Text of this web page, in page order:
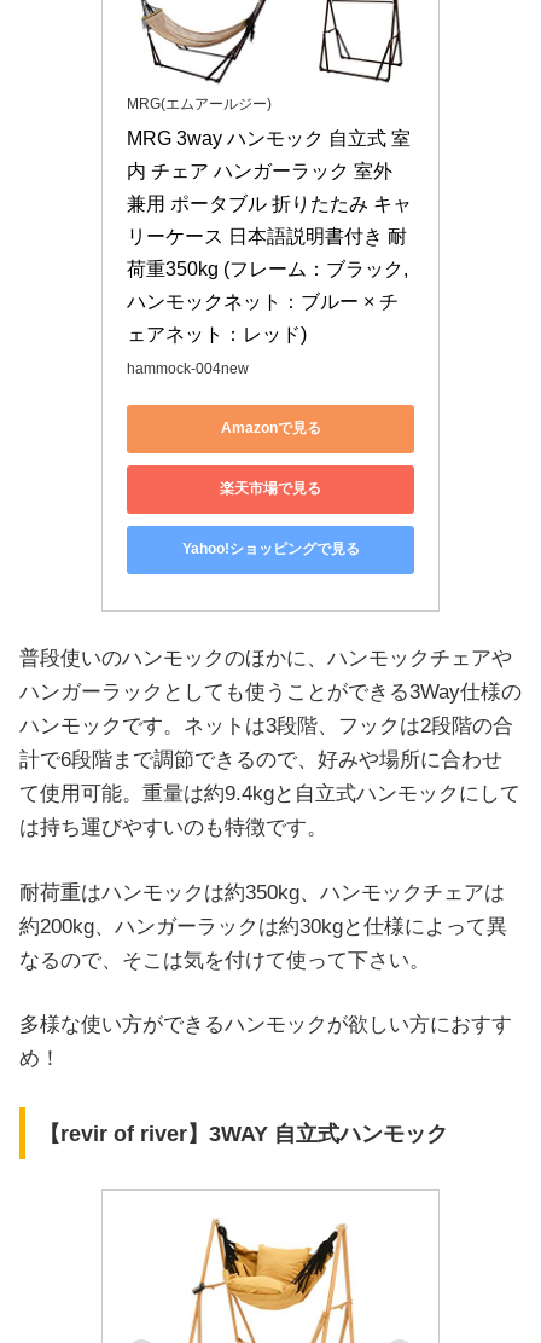
MRG(エムアールジー)
MRG 3way ハンモック 自立式 室
内 チェア ハンガーラック 室外
兼用 ポータブル 折りたたみ キャ
リーケース 日本語説明書付き 耐
荷重350kg (フレーム：ブラック,
ハンモックネット：ブルー × チ
ェアネット：レッド)
hammock-004new
Amazonで見る
楽天市場で見る
Yahoo!ショッピングで見る
普段使いのハンモックのほかに、ハンモックチェアや
ハンガーラックとしても使うことができる3Way仕様の
ハンモックです。ネットは3段階、フックは2段階の合
計で6段階まで調節できるので、好みや場所に合わせ
て使用可能。重量は約9.4kgと自立式ハンモックにして
は持ち運びやすいのも特徴です。
耐荷重はハンモックは約350kg、ハンモックチェアは
約200kg、ハンガーラックは約30kgと仕様によって異
なるので、そこは気を付けて使って下さい。
多様な使い方ができるハンモックが欲しい方におすす
め！
【revir of river】3WAY 自立式ハンモック